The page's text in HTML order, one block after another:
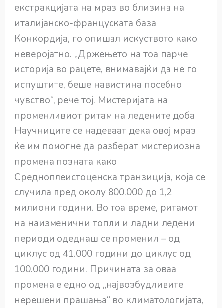
екстракцијата на мраз во близина на
италијанско-француската база
Конкордија, го опишал искуството како
неверојатно. „Држењето на тоа парче
историја во рацете, внимавајќи да не го
испуштите, беше навистина посебно
чувство“, рече тој. Мистеријата на
променливиот ритам на ледените доба
Научниците се надеваат дека овој мраз
ќе им помогне да разберат мистериозна
промена позната како
Средноплеистоценска транзиција, која се
случила пред околу 800.000 до 1,2
милиони години. Во тоа време, ритамот
на наизменични топли и ладни ледени
периоди одеднаш се променил – од
циклус од 41.000 години до циклус од
100.000 години. Причината за оваа
промена е едно од „највозбудливите
нерешени прашања“ во климатологијата,